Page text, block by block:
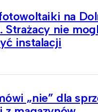
na
Strażacy nie
instalacji
„nie” dla